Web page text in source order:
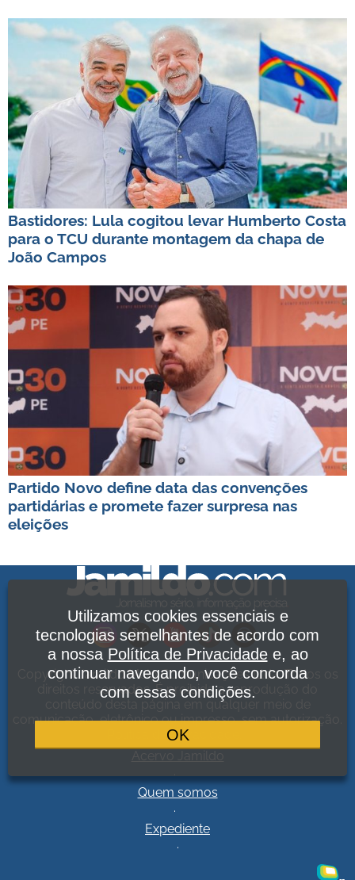
Bastidores: Lula cogitou levar Humberto Costa
para o TCU durante montagem da chapa de
João Campos
Partido Novo define data das convenções
partidárias e promete fazer surpresa nas
eleições
Copyright Jamildo Melo Comunicações Ltda. Todos os
direitos reservados. É proibida a reprodução do
conteúdo desta página em qualquer meio de
comunicação, eletrônico ou impresso, sem autorização.
Política de Privacidade
Quem somos
.
Expediente
.
Utilizamos cookies essenciais e
tecnologias semelhantes de acordo com
a nossa Política de Privacidadee, ao
continuar navegando, você concorda
com essas condições.
OK